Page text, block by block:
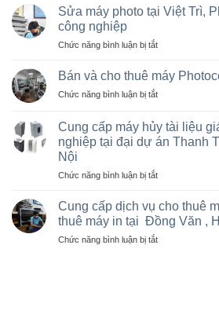
thuê
tại
Nội
rẻ
nhà
thầu
động
ở
thanh
Sửa máy photo tại Việt Trì,
công nghiệp
Chức năng bình luận bị tắtở
máy
photo
tại
Trì,
Phú
các
công
nghiệp
Bán và cho thuê máy
Chức năng bình luận bị tắtở
cho
thuê
Photocopy
phòng
giá
rẻ
Cung cấp máy hủy tài liệu
nghiệp tại đại dự án Thanh
Nội
Chức năng bình luận bị tắtở
cấp
máy
hủy
tài
Cung cấp dịch vụ cho thuê
thuê máy in tại Đồng Văn ,
Chức năng bình luận bị tắtở